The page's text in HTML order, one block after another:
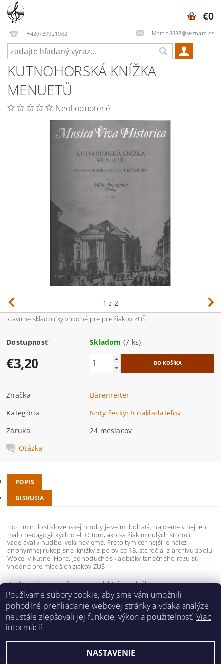
+420739921082 Martin8888@seznam.cz
€0
KUTNOHORSKÁ KNÍŽKA
MENUETŮ
Neohodnotené
1 z 2
Klavírne skladbičky vhodné pre pre žiakov ZUŠ.
Dostupnosť Skladom (7 ks)
€3,20
Značka
Bärenreiter
Kategória
Noty českých nakladateľov
Záruka
24 mesiacov
Otázka
POPIS
DISKUSIA
Hoci minulosť slovenskej hudby je veľmi bohatá, nájdeme v nej len
málo pedagogických diel. O tom, ako sa žiak minulých storočí
vzdelával v hudbe, veľa nevieme. Preto tým cennejší je nález
anonymnej rukopisnej knižky z polovice 18. storočia, z archívu spolu
Wocel v Kutnej Hore. Jednoduché skladbičky tanečného rázu sú
vhodné pre mladších žiakov ZUŠ.
Buďte prvý, kto napíše príspevok k tejto položke.
Pridať komentár
Používame súbory cookie, aby sme vám umožnili
pohodlné prehliadanie webovej stránky a vďaka analýze
neustále zlepšovali jej funkcie, výkon a použiteľnosť. Viac
informácií
NASTAVENIE